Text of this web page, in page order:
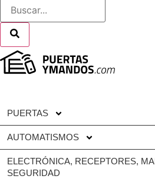
PUERTAS
AUTOMATISMOS
ELECTRÓNICA, RECEPTORES,
SEGURIDAD